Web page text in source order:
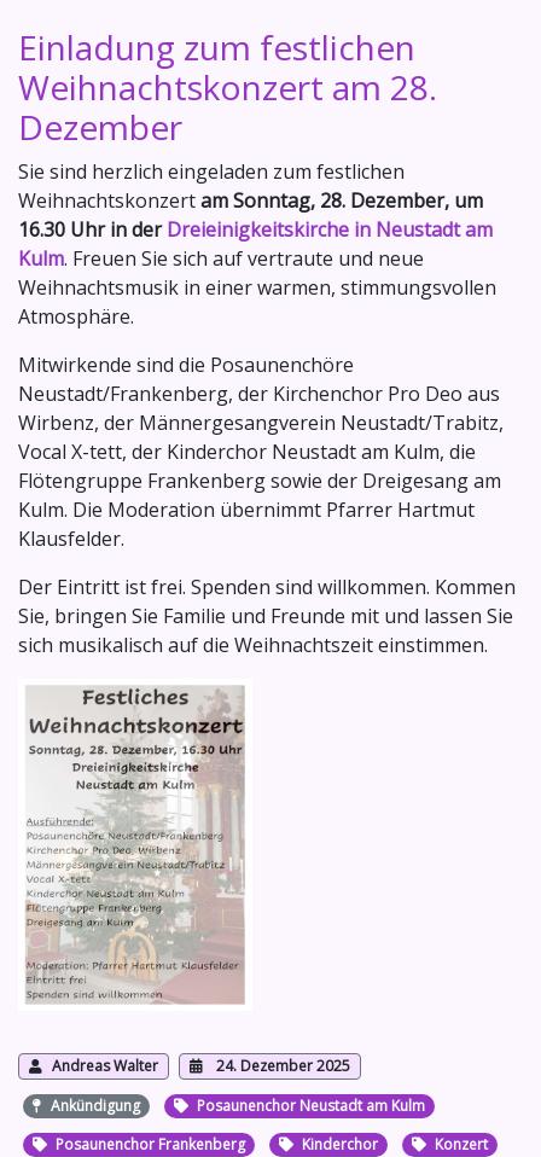
Einladung zum festlichen
Weihnachtskonzert am 28.
Dezember
Sie sind herzlich eingeladen zum festlichen
Weihnachtskonzertam Sonntag, 28. Dezember, um
16.30 Uhr in derDreieinigkeitskirche in Neustadt am
Kulm. Freuen Sie sich auf vertraute und neue
Weihnachtsmusik in einer warmen, stimmungsvollen
Atmosphäre.
Mitwirkende sind die Posaunenchöre
Neustadt/Frankenberg, der Kirchenchor Pro Deo aus
Wirbenz, der Männergesangverein Neustadt/Trabitz,
Vocal X-tett, der Kinderchor Neustadt am Kulm, die
Flötengruppe Frankenberg sowie der Dreigesang am
Kulm. Die Moderation übernimmt Pfarrer Hartmut
Klausfelder.
Der Eintritt ist frei. Spenden sind willkommen. Kommen
Sie, bringen Sie Familie und Freunde mit und lassen Sie
sich musikalisch auf die Weihnachtszeit einstimmen.
Andreas Walter
24. Dezember 2025
Ankündigung
Posaunenchor Neustadt am Kulm
Posaunenchor Frankenberg
Kinderchor
Konzert